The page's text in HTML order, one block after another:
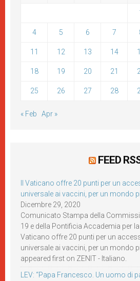
4 5 6 7
11 12 13 14
18 19 20 21
25 26 27 28
« Feb Apr »
FEED
Il Vaticano offre 20 punti per un
universale ai vaccini, per un mondo
Dicembre 29, 2020
Comunicato Stampa della
19 e della Pontificia Accademia per la
Vaticano offre 20 punti per un
universale ai vaccini, per un mondo
appeared first on ZENIT - Italiano.
LEV: “Papa Francesco. Un uomo di